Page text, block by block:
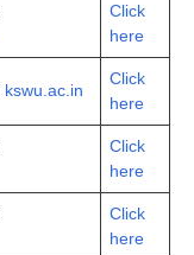
Click
here
kswu.ac.in
Click
here
Click
here
Click
here